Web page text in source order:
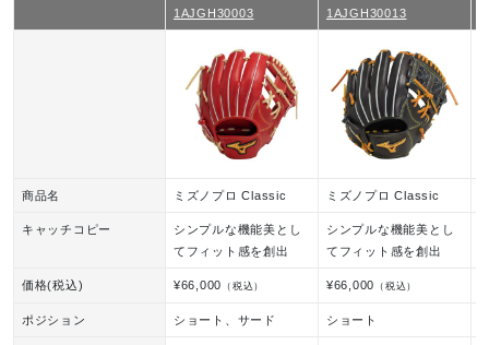
1AJGH30003 1AJGH30013
商品名 ミズノプロ Classic ミズノプロ Classic
キャッチコピー
シンプルな機能美とし
てフィット感を創出
シンプルな機能美とし
てフィット感を創出
価格(税込) ¥66,000 （税込） ¥66,000 （税込）
ポジション ショート、サード ショート